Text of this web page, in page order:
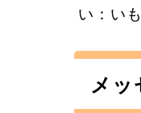
い：い
メッ